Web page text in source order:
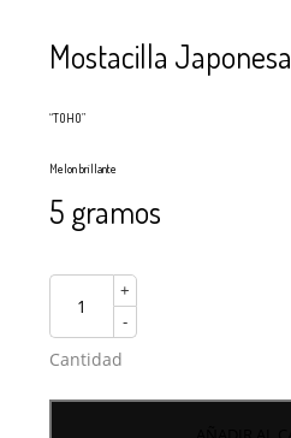
Mostacilla Japonesa
“TOHO”
Melon brillante
5 gramos
+
-
Cantidad